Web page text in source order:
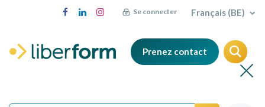
Se connecter Français (BE)
Prenez contact